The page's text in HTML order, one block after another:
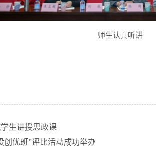
师生认真听讲
生讲授思政课
创优班”评比活动成功举办